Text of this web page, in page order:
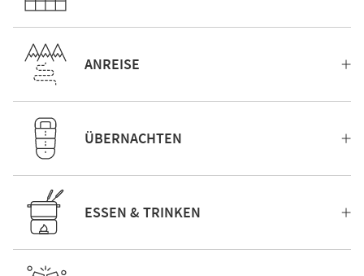
ANREISE
ÜBERNACHTEN
ESSEN & TRINKEN